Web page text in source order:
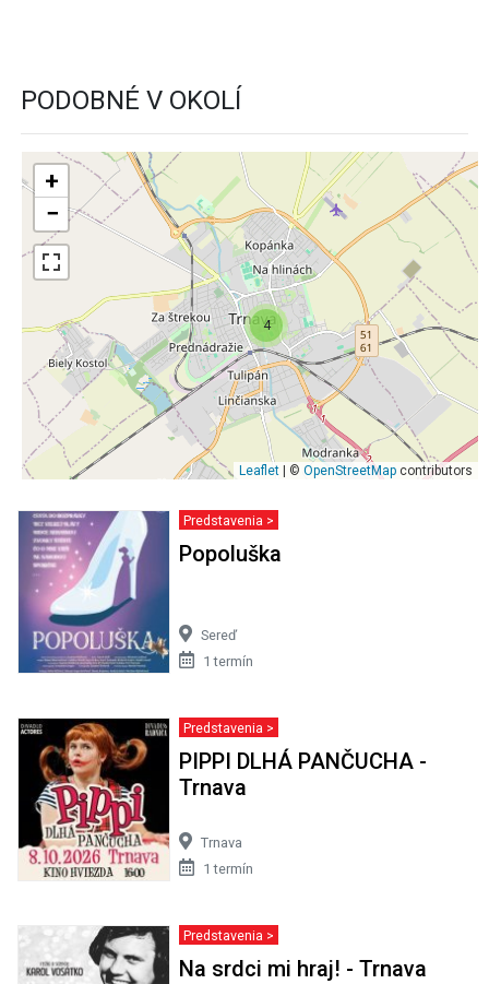
PODOBNÉ V OKOLÍ
4
+
−
Leaflet | © OpenStreetMap contributors
Predstavenia >
Popoluška
Sereď
1 termín
Predstavenia >
PIPPI DLHÁ PANČUCHA -
Trnava
Trnava
1 termín
Predstavenia >
Na srdci mi hraj! - Trnava